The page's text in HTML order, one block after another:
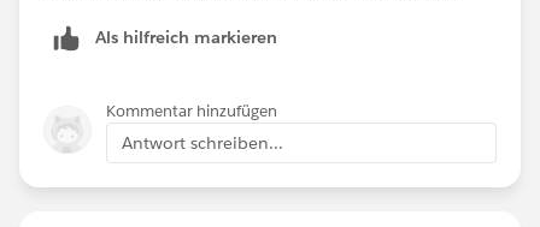
Als hilfreich markieren
Kommentar hinzufügen
Antwort schreiben...